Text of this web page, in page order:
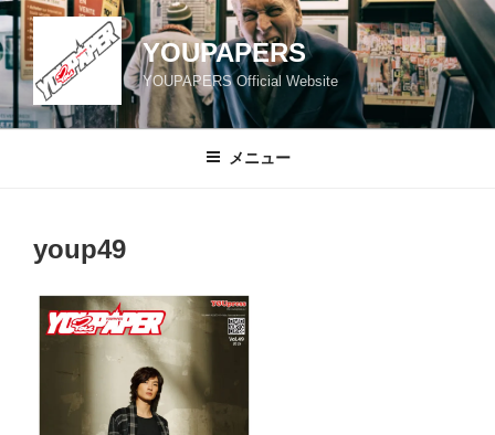
コ
ン
テ
ツ
YOUPAPERS
YOUPAPERS Official Website
メニュー
youp49